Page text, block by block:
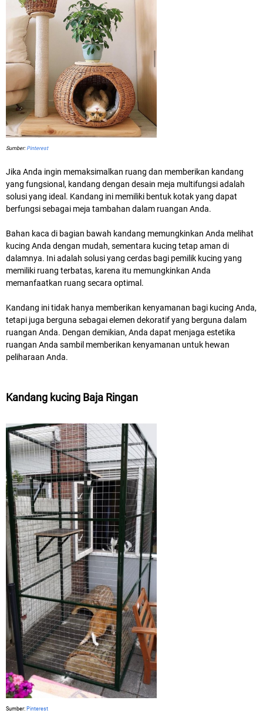
Sumber: Pinterest
Jika Anda ingin memaksimalkan ruang dan memberikan kandang
yang fungsional, kandang dengan desain meja multifungsi adalah
solusi yang ideal. Kandang ini memiliki bentuk kotak yang dapat
berfungsi sebagai meja tambahan dalam ruangan Anda.
Bahan kaca di bagian bawah kandang memungkinkan Anda melihat
kucing Anda dengan mudah, sementara kucing tetap aman di
dalamnya. Ini adalah solusi yang cerdas bagi pemilik kucing yang
memiliki ruang terbatas, karena itu memungkinkan Anda
memanfaatkan ruang secara optimal.
Kandang ini tidak hanya memberikan kenyamanan bagi kucing Anda,
tetapi juga berguna sebagai elemen dekoratif yang berguna dalam
ruangan Anda. Dengan demikian, Anda dapat menjaga estetika
ruangan Anda sambil memberikan kenyamanan untuk hewan
peliharaan Anda.
Kandang kucing Baja Ringan
Sumber: Pinterest